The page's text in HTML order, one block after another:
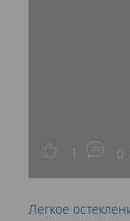
1 0
Легкое